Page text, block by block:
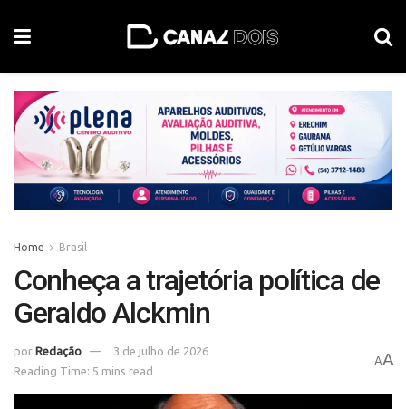
Home Brasil
Conheça a trajetória política de
Geraldo Alckmin
por Redação
3 de julho de 2026
Reading Time: 5 mins read
AA